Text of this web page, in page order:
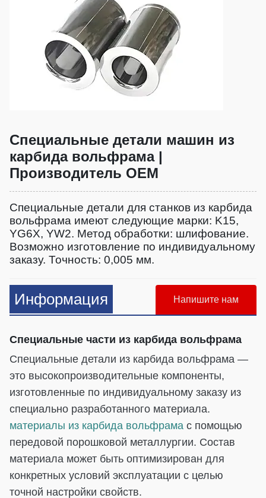
Специальные детали машин из
карбида вольфрама |
Производитель OEM
Специальные детали для станков из карбида
вольфрама имеют следующие марки: K15,
YG6X, YW2. Метод обработки: шлифование.
Возможно изготовление по индивидуальному
заказу. Точность: 0,005 мм.
Информация Напишите нам
Специальные части из карбида вольфрама
Специальные детали из карбида вольфрама —
это высокопроизводительные компоненты,
изготовленные по индивидуальному заказу из
специально разработанного материала.
материалы из карбида вольфрама с помощью
передовой порошковой металлургии. Состав
материала может быть оптимизирован для
конкретных условий эксплуатации с целью
точной настройки свойств.